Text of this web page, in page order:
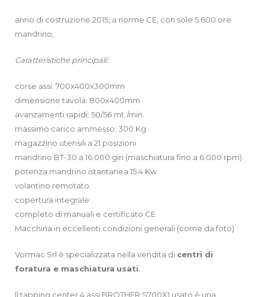
anno di costruzione 2015, a norme CE, con sole 5.600 ore
mandrino;
Caratteristiche principali:
corse assi: 700x400x300mm
dimensione tavola: 800x400mm
avanzamenti rapidi: 50/56 mt./min.
massimo carico ammesso: 300 Kg.
magazzino utensili a 21 posizioni
mandrino BT-30 a 16.000 giri (maschiatura fino a 6.000 rpm)
potenza mandrino istantanea 15.4 Kw
volantino remotato
copertura integrale
completo di manuali e certificato CE
Macchina in eccellenti condizioni generali (come da foto)
Vormac Srl è specializzata nella vendita di centri di
foratura e maschiatura usati
Il tapping center 4 assi BROTHER S700X1 usato è una